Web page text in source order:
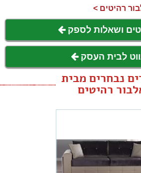
רהיטים >
ושאלות לספק
לבית העסק
נבחרים מבית
רהיטים